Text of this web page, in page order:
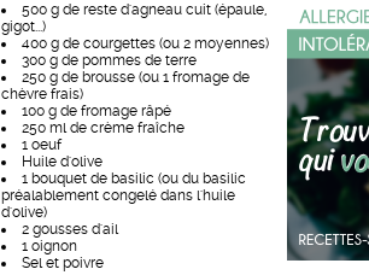
500 g de reste d'agneau cuit (épaule,
gigot...)
400 g de courgettes (ou 2 moyennes)
300 g de pommes de terre
250 g de brousse (ou 1 fromage de
chèvre frais)
100 g de fromage râpé
250 ml de crème fraîche
1 oeuf
Huile d'olive
1 bouquet de basilic (ou du basilic
préalablement congelé dans l'huile
d'olive)
2 gousses d'ail
1 oignon
Sel et poivre